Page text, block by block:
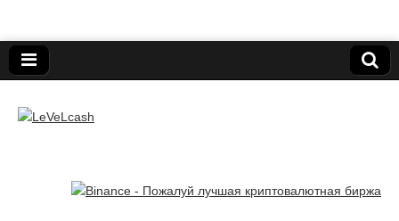
LeVeLcash